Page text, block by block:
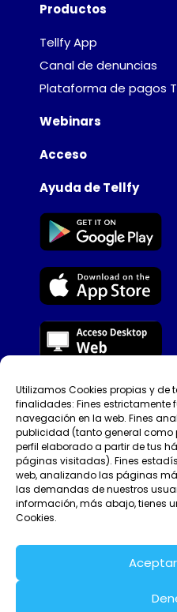
Utilizamos Cookies propias y de
finalidades: Fines estrictamente
navegación en la web. Fines
publicidad (tanto general como
perfil elaborado a partir de tus
páginas visitadas). Fines
web, analizando las páginas
las demandas de nuestros
información, más abajo, tienes
Cookies.
Productos
Tellfy App
Canal de denuncias
Plataforma de pagos
Webinars
Acceso
Ayuda de Tellfy
©Tellfy 2026
Política de Privacidad
Condiciones de uso
Aviso legal
Estado del servicio
Política de Cookies